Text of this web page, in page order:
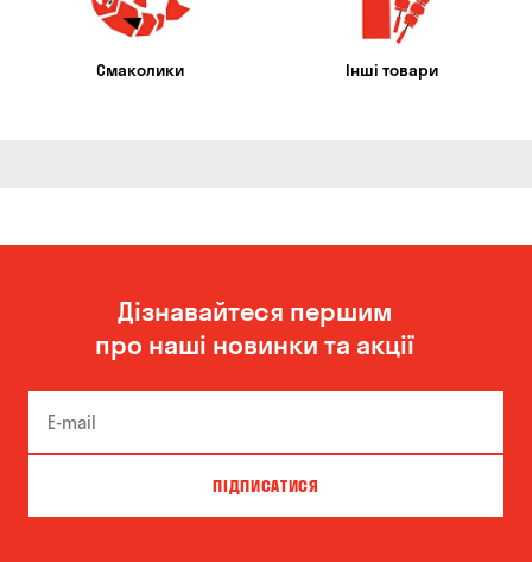
Смаколики Інші товари
Дізнавайтеся першим
про наші новинки та акції
ПІДПИСАТИСЯ